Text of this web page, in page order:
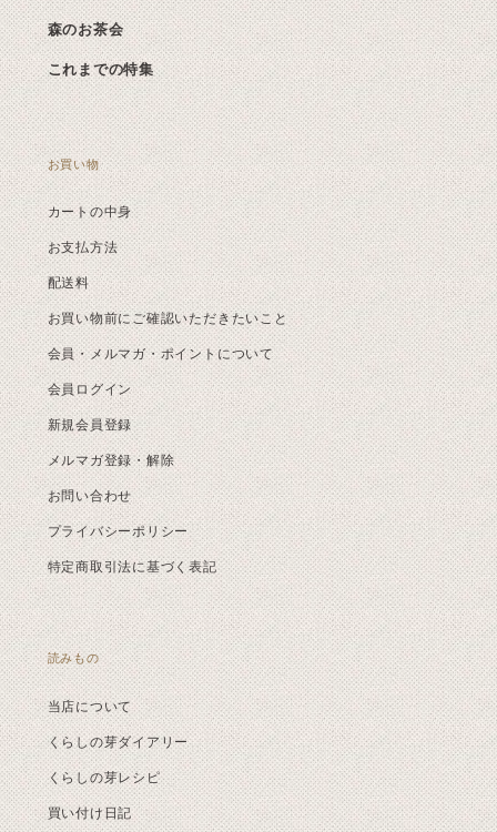
森のお茶会
これまでの特集
お買い物
カートの中身
お支払方法
配送料
お買い物前にご確認いただきたいこと
会員・メルマガ・ポイントについて
会員ログイン
新規会員登録
メルマガ登録・解除
お問い合わせ
プライバシーポリシー
特定商取引法に基づく表記
読みもの
当店について
くらしの芽ダイアリー
くらしの芽レシピ
買い付け日記